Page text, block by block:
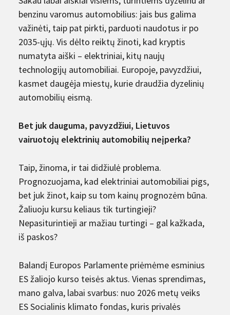
benzinu varomus automobilius: jais bus galima
važinėti, taip pat pirkti, parduoti naudotus ir po
2035-ųjų. Vis dėlto reiktų žinoti, kad kryptis
numatyta aiški – elektriniai, kitų naujų
technologijų automobiliai. Europoje, pavyzdžiui,
kasmet daugėja miestų, kurie draudžia dyzelinių
automobilių eismą.
Bet juk dauguma, pavyzdžiui, Lietuvos
vairuotojų elektrinių automobilių neįperka?
Taip, žinoma, ir tai didžiulė problema.
Prognozuojama, kad elektriniai automobiliai pigs,
bet juk žinot, kaip su tom kainų prognozėm būna.
Žaliuoju kursu keliaus tik turtingieji?
Nepasiturintieji ar mažiau turtingi – gal kažkada,
iš paskos?
Balandį Europos Parlamente priėmėme esminius
ES žaliojo kurso teisės aktus. Vienas sprendimas,
mano galva, labai svarbus: nuo 2026 metų veiks
ES Socialinis klimato fondas, kuris privalės